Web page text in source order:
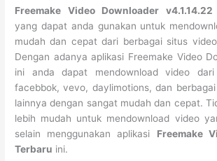
Freemake Video Downloader v4.1.14.22
yang dapat anda gunakan untuk
mudah dan cepat dari berbagai situs
Dengan adanya aplikasi Freemake Video
ini anda dapat mendownload video
facebbok, vevo, daylimotions, dan
lainnya dengan sangat mudah dan cepat.
lebih mudah untuk mendownload video
selain menggunakan aplikasi Freemake
Terbaru ini.